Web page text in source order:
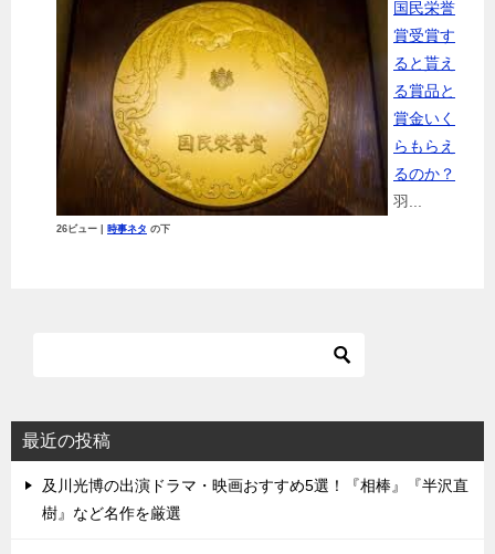
国民栄誉
賞受賞す
ると貰え
る賞品と
賞金いく
らもらえ
るのか？
羽...
26ビュー 時事ネタ の下
最近の投稿
及川光博の出演ドラマ・映画おすすめ5選！『相棒』『半沢直
樹』など名作を厳選